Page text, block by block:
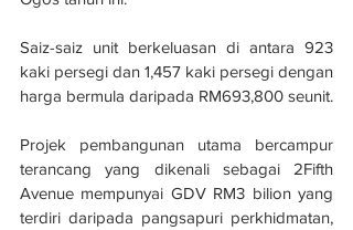
Saiz-saiz unit berkeluasan di antara 923
kaki persegi dan 1,457 kaki persegi dengan
harga bermula daripada RM693,800 seunit.
Projek pembangunan utama bercampur
terancang yang dikenali sebagai 2Fifth
Avenue mempunyai GDV RM3 bilion yang
terdiri daripada pangsapuri perkhidmatan,